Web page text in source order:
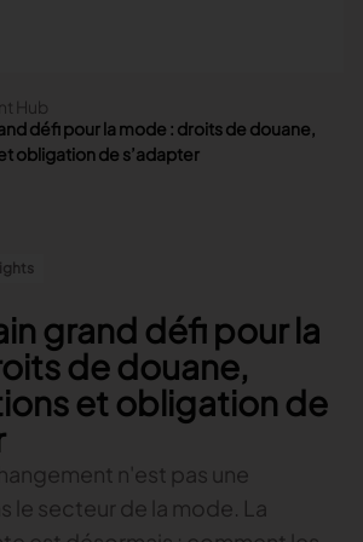
Mode
Fashion
pour l'Automobile
d'industries
Contact
- SearchRechercher
Hub
défi pour la mode : droits de douane,
obligation de s’adapter
grand défi pour la
de douane,
et obligation de
n'est pas une
le secteur de la mode. La